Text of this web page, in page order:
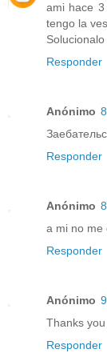
ami hace
tengo la
Responder
Anónimo
Responder
Anónimo
a mi no me
Responder
Anónimo
Thanks
Responder